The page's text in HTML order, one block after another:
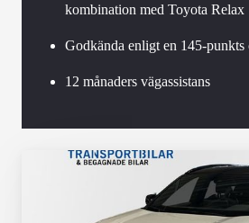
kombination med Toyota Relax
Godkända enligt en 145-punkts
12 månaders vägassistans